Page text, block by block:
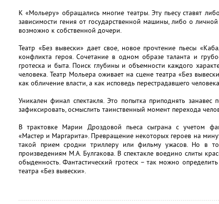
К «Мольеру» обращались многие театры. Эту пьесу ставят
зависимости гения от государственной машины, либо о
возможно к собственной дочери.
Театр «Без вывески» дает свое, новое прочтение пьесы
конфликта героя. Сочетание в одном образе таланта и
гротеска и быта. Поиск глубины и объемности каждого
человека. Театр Мольера оживает на сцене театра «Без
как обличение власти, а как исповедь перестрадавшего
Уникален финал спектакля. Это попытка приподнять занавес
зафиксировать, осмыслить таинственный момент перехода
В трактовке Марии Дроздовой пьеса сыграна с учетом
«Мастер и Маргарита». Превращение некоторых героев на
такой прием сродни триллеру или фильму ужасов. Но в
произведениям М.А. Булгакова. В спектакле воедино слиты
обыденность. Фантастический гротеск – так можно
театра «Без вывески».